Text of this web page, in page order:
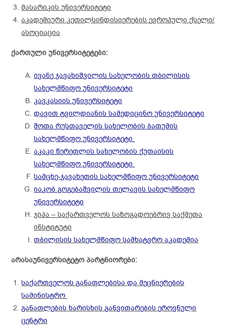
მასარიკის უნივერსიტეტი
აკადემიური კეთილსინდისიერების ევროპული ქსელი/
ასოციაცია
ქართული უნივერსიტეტები:
ივანე ჯავახიშვილის სახელობის თბილისის
სახელმწიფო უნივერსიტეტი
კავკასიის უნივერსიტეტი
დავით ტვილდიანის სამედიცინო უნივერსიტეტი
შოთა რუსთაველის სახელობის ბათუმის
სახელმწიფო უნივერსიტეტი
აკაკი წერეთლის სახელობის ქუთაისის
სახელმწიფო უნივერსიტეტი
სამცხე-ჯავახეთის სახელმწიფო უნივერსიტეტი
იაკობ გოგებაშვილის თელავის სახელმწიფო
უნივერსიტეტი
ჯიპა – საქართველოს საზოგადოებრივ საქმეთა
ინსტიტუტი
თბილისის სახელმწიფო სამხატვრო აკადემია
არასაუნივერსიტეტო პარტნიორები:
საქართველოს განათლებისა და მეცნიერების
სამინისტრო
განათლების ხარისხის განვითარების ეროვნული
ცენტრი